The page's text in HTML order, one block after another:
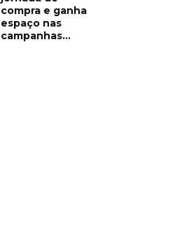
compra e ganha
espaço nas
campanhas...